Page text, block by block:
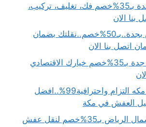
دينا نقل عفش جدة بـ35%خصم فك، تغليف، تركيب،
بنا الان
شركة نقل عفش بجدة..بـ50%خصم..نقلتك بضمان
ونيت نقل عفش جدة بـ35%خصم خيارك الاقتصادي
ونيت نقل عفش مكه التزام واحترافية99%..افضل
العفش في مكة
دينا نقل عفش شمال الرياض بـ35%خصم لنقل عفش